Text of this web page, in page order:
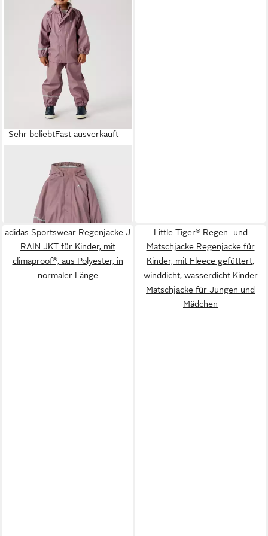
Sehr beliebtFast ausverkauft
Regenmantel
NKNDRY10 Regenjacke und
Hose im Set (Set, 2-tlg) Keine
Latzhose! Unifarben, casual,
regular fit, Kunstfaser, Web
+1
adidas Sportswear Regenjacke J
RAIN JKT für Kinder, mit
climaproof®, aus Polyester, in
normaler Länge
Little Tiger® Regen- und
Matschjacke Regenjacke für
Kinder, mit Fleece gefüttert,
winddicht, wasserdicht Kinder
Matschjacke für Jungen und
Mädchen